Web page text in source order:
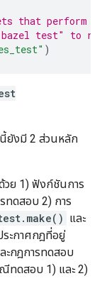
that perform
test" to
)
ยังมี 2 ส่วนหลัก
วย 1) ฟังก์ชันการ
รทดสอบ 2) การ
และ
ระกาศกฎที่อยู่
ะกฎการทดสอบ
ทดสอบ 1) และ 2)